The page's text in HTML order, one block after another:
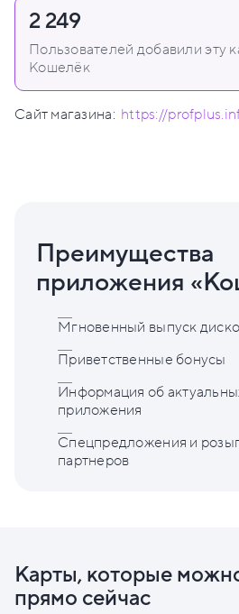
2 249
Пользователей добавили эту
Кошелёк
Сайт магазина: https://
Преимущества
приложения
Мгновенный выпуск
Приветственные бонусы
Информация об
приложения
Спецпредложения и
партнеров
Карты, которые
прямо сейчас